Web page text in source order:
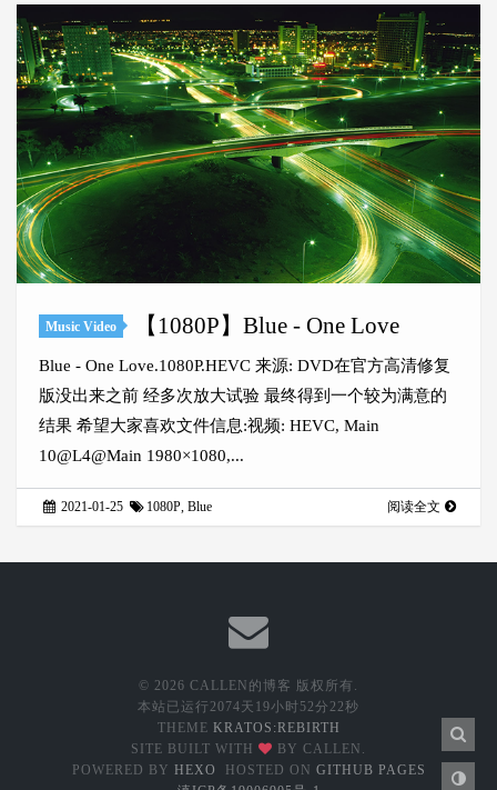
Music Video 【1080P】Blue - One Love
Blue - One Love.1080P.HEVC 来源: DVD在官方高清修复
版没出来之前 经多次放大试验 最终得到一个较为满意的
结果 希望大家喜欢文件信息:视频: HEVC, Main
10@L4@Main 1980×1080,...
2021-01-25 1080P ,Blue 阅读全文
© 2026 CALLEN的博客 版权所有.
本站已运行 2074天19小时52分22秒
THEME KRATOS:REBIRTH
SITE BUILT WITH
BY CALLEN.
POWERED BY HEXO HOSTED ON GITHUB PAGES